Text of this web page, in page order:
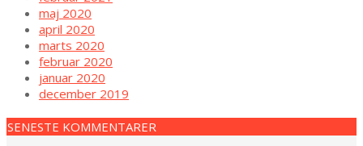
maj 2020
april 2020
marts 2020
februar 2020
januar 2020
december 2019
SENESTE KOMMENTARER